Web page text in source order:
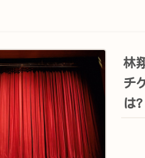
林
チ
は?